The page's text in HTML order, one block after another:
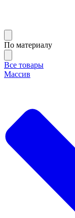
По материалу
Все товары
Массив